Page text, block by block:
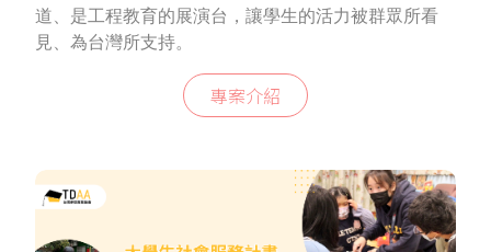
道、是工程教育的展演台，讓學生的活力被群眾所看
見、為台灣所支持。
專案介紹